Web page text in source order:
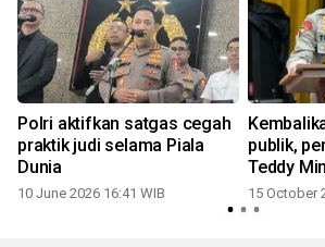
Polri aktifkan satgas cegah
praktik judi selama Piala
Dunia
10 June 2026 16:41 WIB
publik,
Teddy
15 October